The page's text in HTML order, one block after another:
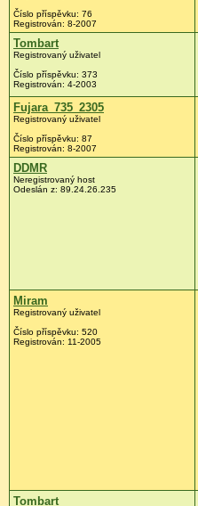
Číslo příspěvku: 76
Registrován: 8-2007
Tombart
Registrovaný uživatel
Číslo příspěvku: 373
Registrován: 4-2003
Fujara_735_2305
Registrovaný uživatel
Číslo příspěvku: 87
Registrován: 8-2007
DDMR
Neregistrovaný host
Odeslán z: 89.24.26.235
Miram
Registrovaný uživatel
Číslo příspěvku: 520
Registrován: 11-2005
Tombart